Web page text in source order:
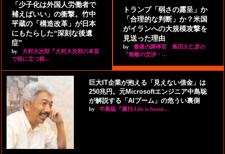
「少子化は外国人労働者で
補えばいい」の衝撃。竹中
平蔵の「構造改革」が日本
にもたらした“深刻な後遺
症”
by
大村大次郎『大村大次郎の本音
で役に立つ税…
トランプ「弱さの露呈」か
「合理的な判断」か？米国
がイランへの大規模攻撃を
見送った理由
by
最後の調停官 島田久仁彦の
『無敵の交渉・…
巨大IT企業が抱える「見えない借金」は
250兆円。元Microsoftエンジニア中島聡
が解説する「AIブーム」の危うい裏側
by 中島聡『週刊 Life is beaut…